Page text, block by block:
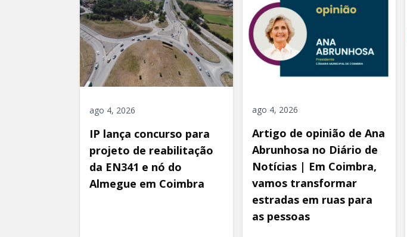
ago 4, 2026
IP lança concurso para
projeto de reabilitação
da EN341 e nó do
Almegue em Coimbra
ago 4, 2026
Artigo de opinião de Ana
Abrunhosa no Diário de
Notícias | Em Coimbra,
vamos transformar
estradas em ruas para
as pessoas